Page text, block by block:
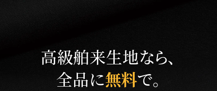
高級舶来生地なら、
全品に無料で。